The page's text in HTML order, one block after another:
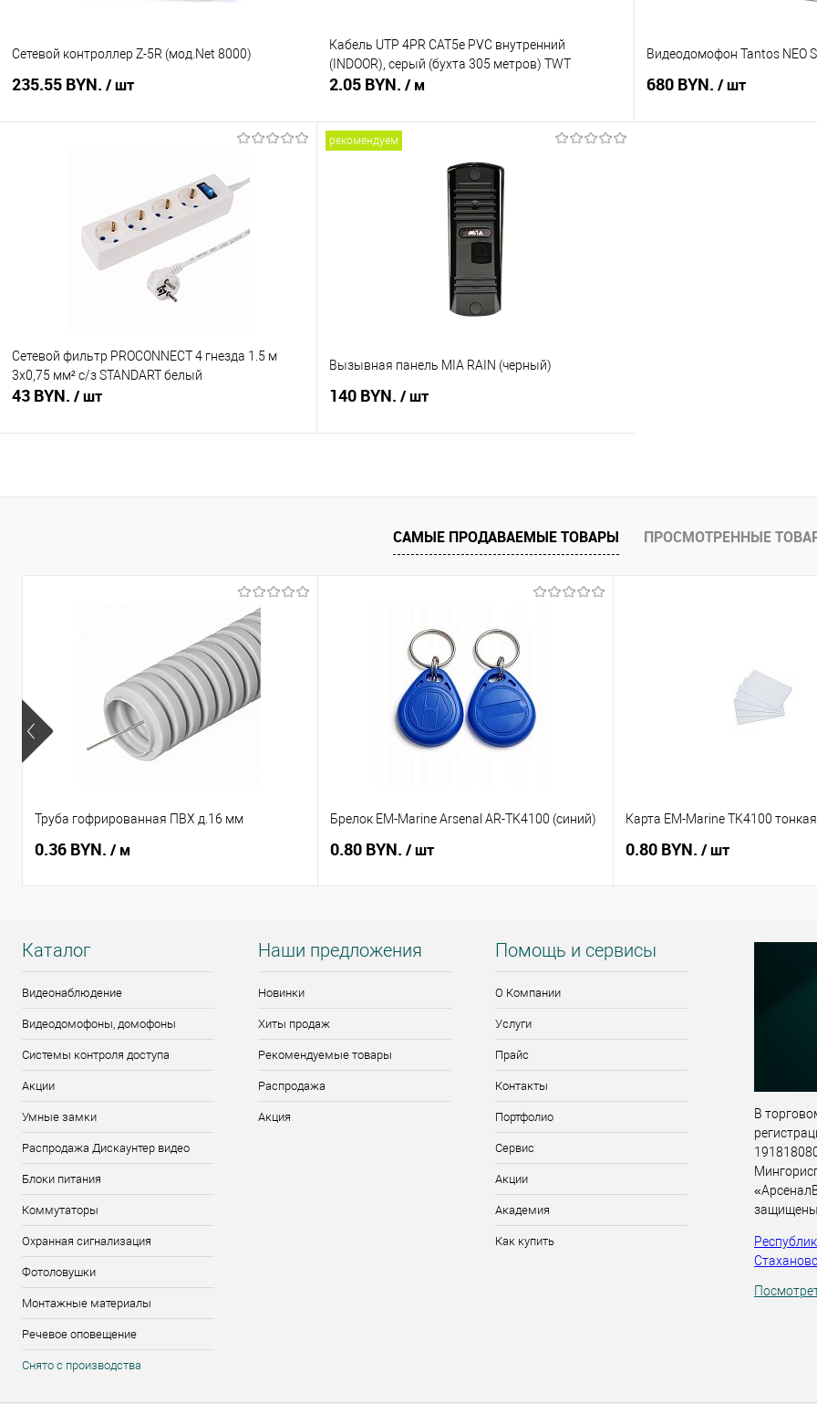
Сетевой контроллер Z-5R (мод.Net 8000)
235.55 BYN. / шт
Сравнение
В наличии
Кабель UTP 4PR CAT5е PVC внутренний
(INDOOR), серый (бухта 305 метров) TWT
2.05 BYN. / м
В корзину
Сравнение
В наличии
Видеодомофон Tantos NEO
680 BYN. / шт
Сетевой фильтр PROCONNECT 4 гнезда 1.5 м
3х0,75 мм² с/з STANDART белый
43 BYN. / шт
рекомендуем
Вызывная панель MIA RAIN (черный)
140 BYN. / шт
САМЫЕ ПРОДАВАЕМЫЕ ТОВАРЫ ПРОСМОТРЕННЫЕ
Труба гофрированная ПВХ д.16 мм
0.36 BYN. / м
Брелок EM-Marine Arsenal AR-TK4100 (синий)
0.80 BYN. / шт
Карта EM-Marine TK4100
0.80 BYN. / шт
Каталог
Видеонаблюдение
Видеодомофоны, домофоны
Системы контроля доступа
Акции
Умные замки
Распродажа Дискаунтер видео
Блоки питания
Коммутаторы
Охранная сигнализация
Фотоловушки
Монтажные материалы
Речевое оповещение
Снято с производства
Наши предложения
Новинки
Хиты продаж
Рекомендуемые товары
Распродажа
Акция
Помощь и сервисы
О Компании
Услуги
Прайс
Контакты
Портфолио
Сервис
Акции
Академия
Как купить
В
защищены.